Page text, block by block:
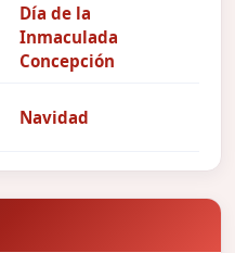
Día de la
Inmaculada
Concepción
Navidad